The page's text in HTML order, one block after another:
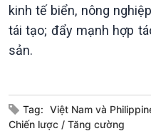
kinh tế biển, nông
tái tạo; đẩy mạnh hợp
sản.
Tag: Việt Nam và
Chiến lược
Tăng cường